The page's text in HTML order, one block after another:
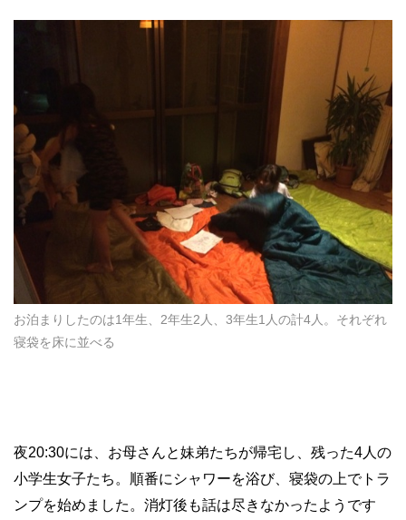
お泊まりしたのは1年生、2年生2人、3年生1人の計4人。それぞれ
寝袋を床に並べる
夜20:30には、お母さんと妹弟たちが帰宅し、残った4人の
小学生女子たち。順番にシャワーを浴び、寝袋の上でトラ
ンプを始めました。消灯後も話は尽きなかったようです